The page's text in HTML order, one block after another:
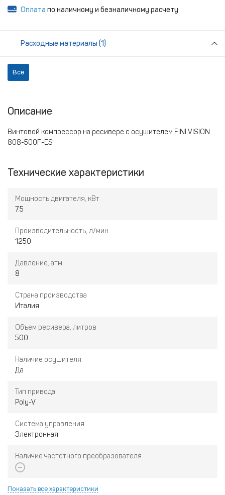
Оплата по наличному и безналичному расчету
Расходные материалы (1)
Все
Описание
Винтовой компрессор на ресивере с осушителем FINI VISION
808-500F-ES
Технические характеристики
Мощность двигателя, кВт
7.5
Производительность, л/мин
1250
Давление, атм
8
Страна производства
Италия
Объем ресивера, литров
500
Наличие осушителя
Да
Тип привода
Poly-V
Система управления
Электронная
Наличие частотного преобразователя
Показать все характеристики